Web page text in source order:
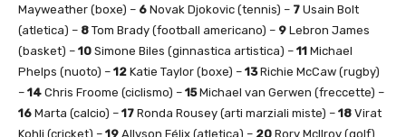
Mayweather (boxe) – 6 Novak Djokovic (tennis) – 7 Usain Bolt
(atletica) – 8 Tom Brady (football americano) – 9 Lebron James
(basket) – 10 Simone Biles (ginnastica artistica) – 11 Michael
Phelps (nuoto) – 12 Katie Taylor (boxe) – 13Richie McCaw (rugby)
– 14 Chris Froome (ciclismo) – 15Michael van Gerwen (freccette) –
16 Marta (calcio) – 17 Ronda Rousey (arti marziali miste) – 18 Virat
Kohli (cricket) – 19 Allyson Félix (atletica) – 20 Rory McIlroy (golf)